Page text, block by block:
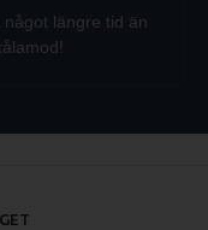
längre tid än